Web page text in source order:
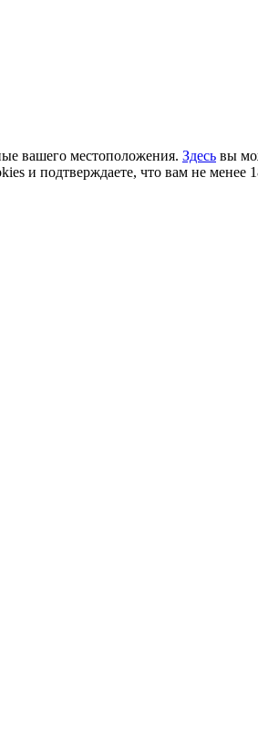
вашего местоположения. Здесь вы
и подтверждаете, что вам не менее